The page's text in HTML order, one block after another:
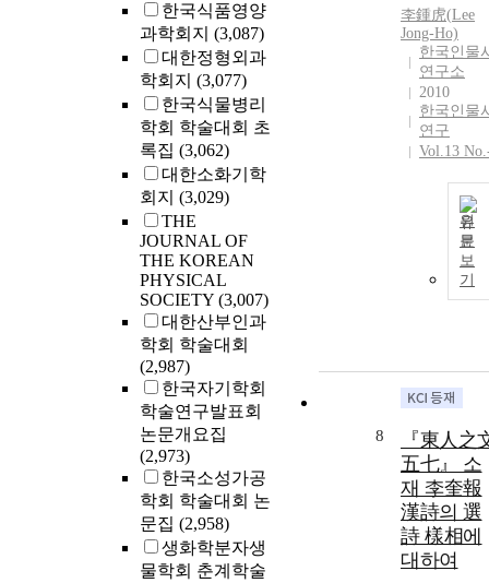
한국식품영양
과학회지 (3,087)
대한정형외과
학회지 (3,077)
한국식물병리
학회 학술대회 초
록집 (3,062)
대한소화기학
회지 (3,029)
THE
JOURNAL OF
THE KOREAN
PHYSICAL
SOCIETY (3,007)
대한산부인과
학회 학술대회
(2,987)
한국자기학회
학술연구발표회
논문개요집
(2,973)
한국소성가공
학회 학술대회 논
문집 (2,958)
생화학분자생
물학회 춘계학술
李鍾虎(Lee
Jong-Ho)
한국인물
연구소
2010
한국인물
연구
Vol.13
원
문
보
기
8
『東人之
五七』 소
재 李奎報
漢詩의 選
詩 樣相에
대하여